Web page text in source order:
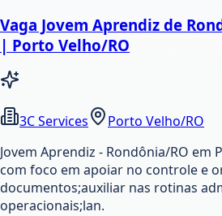
Vaga Jovem Aprendiz de
| Porto Velho/RO
3C Services
Porto Velho/RO
Jovem Aprendiz - Rondônia/RO em
com foco em apoiar no controle e
documentos;auxiliar nas rotinas
operacionais;lan.